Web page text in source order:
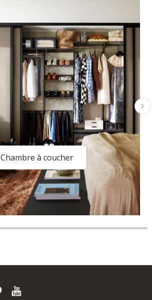
Chambre à coucher